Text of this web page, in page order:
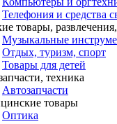
Телефония и средства
товары,
Музыкальные
Отдых, туризм, спорт
Товары для детей
техника
Автозапчасти
товары
Оптика